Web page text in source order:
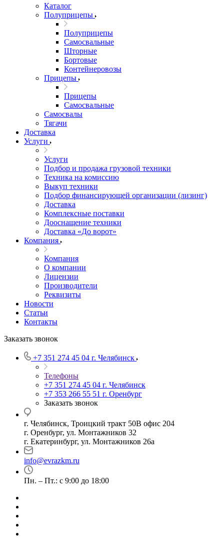
Каталог
Полуприцепы
Полуприцепы
Самосвальные
Шторные
Бортовые
Контейнеровозы
Прицепы
Прицепы
Самосвальные
Самосвалы
Тягачи
Доставка
Услуги
Услуги
Подбор и продажа грузовой техники
Техника на комиссию
Выкуп техники
Подбор финансирующей организации (лизинг)
Доставка
Комплексные поставки
Дооснащение техники
Доставка «До ворот»
Компания
Компания
О компании
Лицензии
Производители
Реквизиты
Новости
Статьи
Контакты
Заказать звонок
+7 351 274 45 04 г. Челябинск
Телефоны
+7 351 274 45 04 г. Челябинск
+7 353 266 55 51 г. Оренбург
Заказать звонок
г. Челябинск, Троицкий тракт 50В офис 204
г. Оренбург, ул. Монтажников 32
г. Екатеринбург, ул. Монтажников 26а
info@evrazkm.ru
Пн. – Пт.: с 9:00 до 18:00